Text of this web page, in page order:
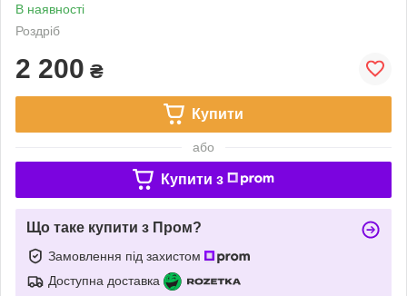
В наявності
Роздріб
2 200 ₴
Купити
або
Купити з
Що таке купити з Пром?
Замовлення під захистом
Доступна доставка